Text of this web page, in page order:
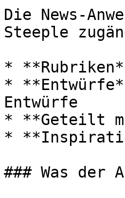
Die News-
Steeple
*
*
Entwürfe
* **Geteilt
*
### Was der